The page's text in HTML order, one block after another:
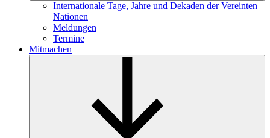
Internationale Tage, Jahre und Dekaden der Vereinten
Nationen
Meldungen
Termine
Mitmachen